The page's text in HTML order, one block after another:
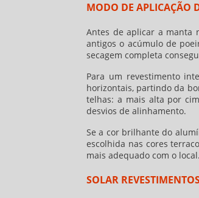
MODO DE APLICAÇÃO
Antes de aplicar a manta
antigos o acúmulo de
secagem completa
Para um revestimento
horizontais, partindo da
telhas: a mais alta por
desvios de alinhamento.
Se a cor brilhante do
escolhida nas cores
mais adequado com o local.
SOLAR